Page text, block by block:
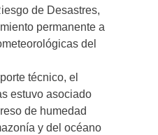
de Desastres,
permanente a
del
técnico, el
estuvo asociado
de humedad
y del océano